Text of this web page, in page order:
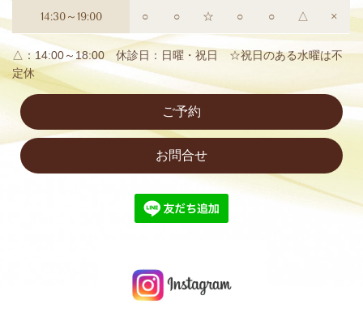
14:30～19:00 ○ ○ ☆ ○ ○ △ ×
△：14:00～18:00 休診日：日曜・祝日 ☆祝日のある水曜は不
定休
ご予約
お問合せ